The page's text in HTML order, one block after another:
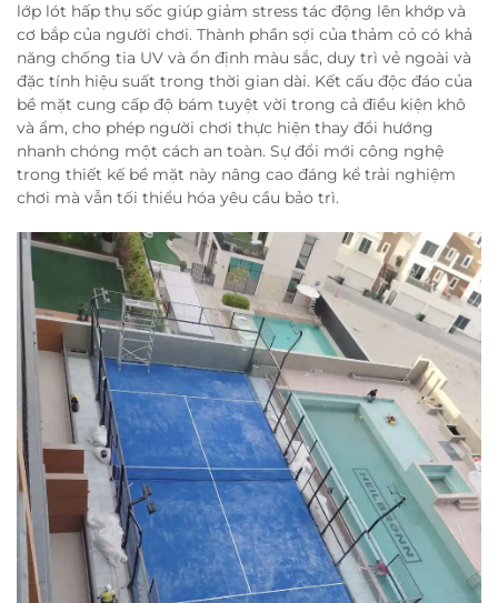
lớp lót hấp thụ sốc giúp giảm stress tác động lên khớp và
cơ bắp của người chơi. Thành phần sợi của thảm cỏ có khả
năng chống tia UV và ổn định màu sắc, duy trì vẻ ngoài và
đặc tính hiệu suất trong thời gian dài. Kết cấu độc đáo của
bề mặt cung cấp độ bám tuyệt vời trong cả điều kiện khô
và ẩm, cho phép người chơi thực hiện thay đổi hướng
nhanh chóng một cách an toàn. Sự đổi mới công nghệ
trong thiết kế bề mặt này nâng cao đáng kể trải nghiệm
chơi mà vẫn tối thiểu hóa yêu cầu bảo trì.